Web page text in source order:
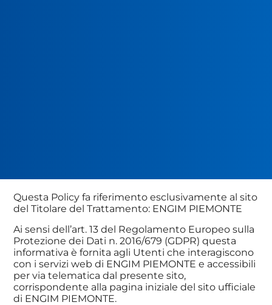
Questa Policy fa riferimento esclusivamente al sito
del Titolare del Trattamento: ENGIM PIEMONTE
Ai sensi dell’art. 13 del Regolamento Europeo sulla
Protezione dei Dati n. 2016/679 (GDPR) questa
informativa è fornita agli Utenti che interagiscono
con i servizi web di ENGIM PIEMONTE e accessibili
per via telematica dal presente sito,
corrispondente alla pagina iniziale del sito ufficiale
di ENGIM PIEMONTE.